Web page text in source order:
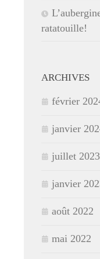
ratatouille!
ARCHIVES
février
janvier
juillet 2023
janvier
août 2022
mai 2022